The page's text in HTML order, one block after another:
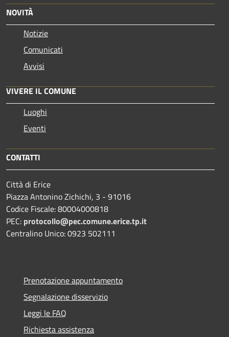
NOVITÀ
Notizie
Comunicati
Avvisi
VIVERE IL COMUNE
Luoghi
Eventi
CONTATTI
Città di Erice
Piazza Antonino Zichichi, 3 - 91016
Codice Fiscale: 80004000818
PEC: protocollo@pec.comune.erice.tp.it
Centralino Unico: 0923 502111
Prenotazione appuntamento
Segnalazione disservizio
Leggi le FAQ
Richiesta assistenza